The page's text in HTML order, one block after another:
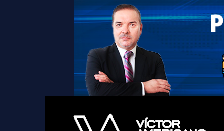
Americano
Victor